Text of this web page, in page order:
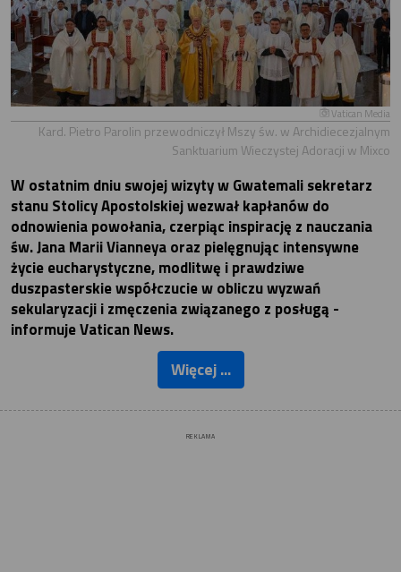
Vatican Media
Kard. Pietro Parolin przewodniczył Mszy św. w Archidiecezjalnym
Sanktuarium Wieczystej Adoracji w Mixco
W ostatnim dniu swojej wizyty w Gwatemali sekretarz
stanu Stolicy Apostolskiej wezwał kapłanów do
odnowienia powołania, czerpiąc inspirację z nauczania
św. Jana Marii Vianneya oraz pielęgnując intensywne
życie eucharystyczne, modlitwę i prawdziwe
duszpasterskie współczucie w obliczu wyzwań
sekularyzacji i zmęczenia związanego z posługą -
informuje Vatican News.
Więcej ...
REKLAMA